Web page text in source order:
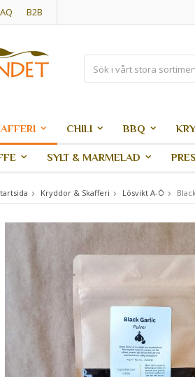
B2B
CHILI BBQ
SYLT & MARMELAD
Kryddor & Skafferi Lösvikt A-Ö